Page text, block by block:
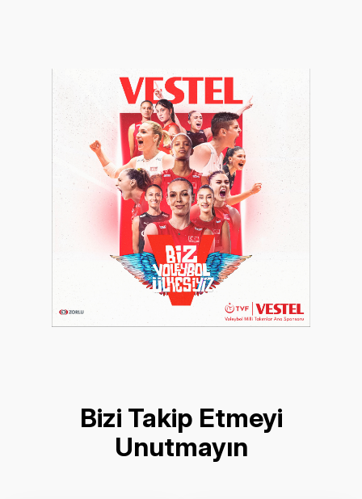
Bizi Takip Etmeyi
Unutmayın